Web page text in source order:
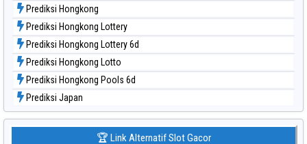
Prediksi Hongkong
Prediksi Hongkong Lottery
Prediksi Hongkong Lottery 6d
Prediksi Hongkong Lotto
Prediksi Hongkong Pools 6d
Prediksi Japan
Prediksi Japan 6d
🏆 Link Alternatif Slot Gacor